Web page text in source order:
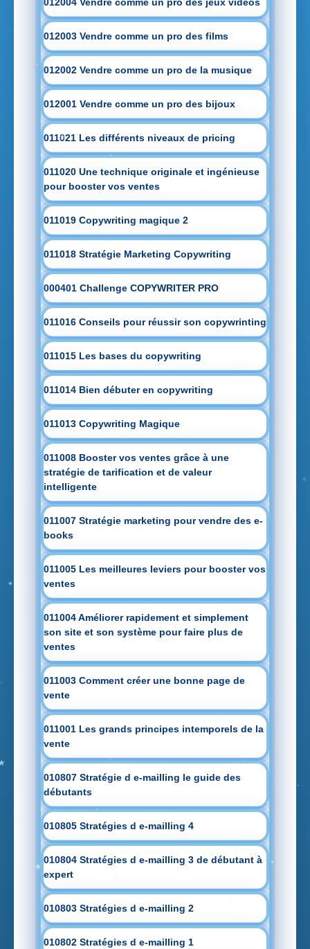
012004 Vendre comme un pro des jeux vidéos
012003 Vendre comme un pro des films
012002 Vendre comme un pro de la musique
012001 Vendre comme un pro des bijoux
011021 Les différents niveaux de pricing
011020 Une technique originale et ingénieuse
pour booster vos ventes
011019 Copywriting magique 2
011018 Stratégie Marketing Copywriting
000401 Challenge COPYWRITER PRO
011016 Conseils pour réussir son copywrinting
011015 Les bases du copywriting
011014 Bien débuter en copywriting
011013 Copywriting Magique
011008 Booster vos ventes grâce à une
stratégie de tarification et de valeur
intelligente
011007 Stratégie marketing pour vendre des e-
books
011005 Les meilleures leviers pour booster vos
ventes
011004 Améliorer rapidement et simplement
son site et son système pour faire plus de
ventes
011003 Comment créer une bonne page de
vente
011001 Les grands principes intemporels de la
vente
010807 Stratégie d e-mailling le guide des
débutants
010805 Stratégies d e-mailling 4
010804 Stratégies d e-mailling 3 de débutant à
expert
010803 Stratégies d e-mailling 2
010802 Stratégies d e-mailling 1